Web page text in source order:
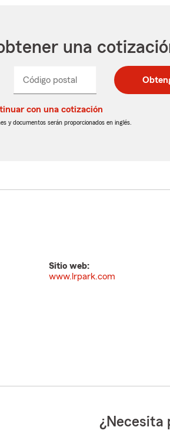
una
Código postal
postal
de
postal
de
_____
con una cotización
y documentos serán proporcionados en inglés.
Sitio web:
www.lrpark.com
¿Necesita